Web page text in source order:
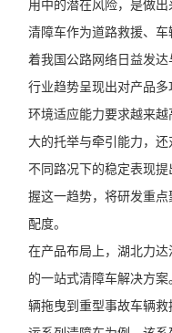
用中的潜在风险，是做出
清障车作为道路救援、
着我国公路网络日益发达
行业趋势呈现出对产品
环境适应能力要求越来
大的托举与牵引能力，
不同路况下的稳定表现
握这一趋势，将研发重
配度。
在产品布局上，湖北力
的一站式清障车解决方
辆拖曳到重型事故车辆